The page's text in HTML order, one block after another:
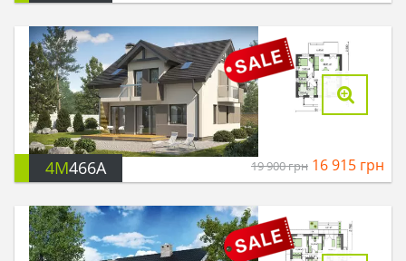
4M466A 19 900грн 16 915 грн